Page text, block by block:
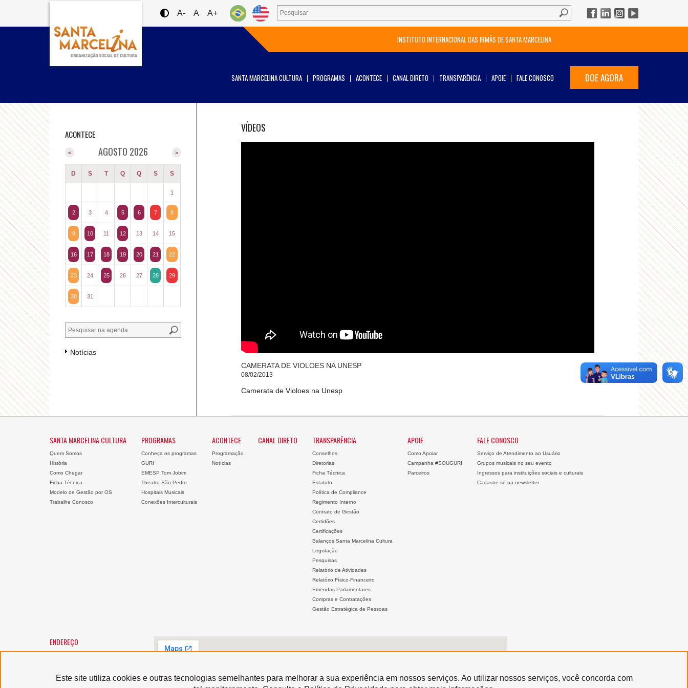
A- A A+
INSTITUTO INTERNACIONAL DAS IRMÃS DE SANTA MARCELINA
DOE AGORA
SANTA MARCELINA CULTURA PROGRAMAS ACONTECE CANAL DIRETO TRANSPARÊNCIA APOIE FALE CONOSCO
VÍDEOS
CAMERATA DE VIOLOES NA UNESP
08/02/2013
Camerata de Violoes na Unesp
ACONTECE
AGOSTO 2026 >
<
D S T Q Q S S
1
2 3 4 5 6 7 8
9 10 11 12 13 14 15
16 17 18 19 20 21 22
23 24 25 26 27 28 29
30 31
Notícias
SANTA MARCELINA CULTURA
Quem Somos
História
Como Chegar
Ficha Técnica
Modelo de Gestão por OS
Trabalhe Conosco
PROGRAMAS
Conheça os programas
GURI
EMESP Tom Jobim
Theatro São Pedro
Hospitais Musicais
Conexões Interculturais
ACONTECE
Programação
Notícias
CANAL DIRETO TRANSPARÊNCIA
Conselhos
Diretorias
Ficha Técnica
Estatuto
Política de Compliance
Regimento Interno
Contrato de Gestão
Certidões
Certificações
Balanços Santa Marcelina Cultura
Legislação
Pesquisas
Relatório de Atividades
Relatório Físico-Financeiro
Emendas Parlamentares
Compras e Contratações
Gestão Estratégica de Pessoas
APOIE
Como Apoiar
Campanha #SOUGURI
Parceiros
FALE CONOSCO
Serviço de Atendimento ao Usuário
Grupos musicais no seu evento
Ingressos para instituições sociais e culturais
Cadastre-se na newsletter
ENDEREÇO
Este site utiliza cookies e outras tecnologias semelhantes para melhorar a sua experiência em nossos serviços. Ao utilizar nossos serviços, você concorda com